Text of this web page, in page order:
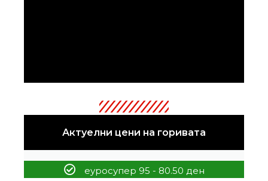
Актуелни цени на горивата
еуросупер 95 - 80.50 ден